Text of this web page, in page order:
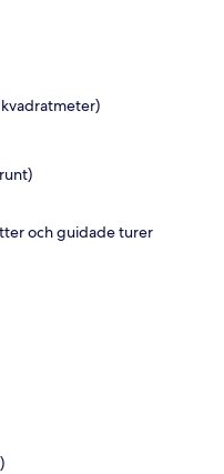
och guidade turer